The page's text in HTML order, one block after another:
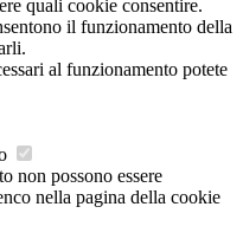
quali cookie consentire.
il funzionamento della
al funzionamento potete
non possono essere
nella pagina della cookie